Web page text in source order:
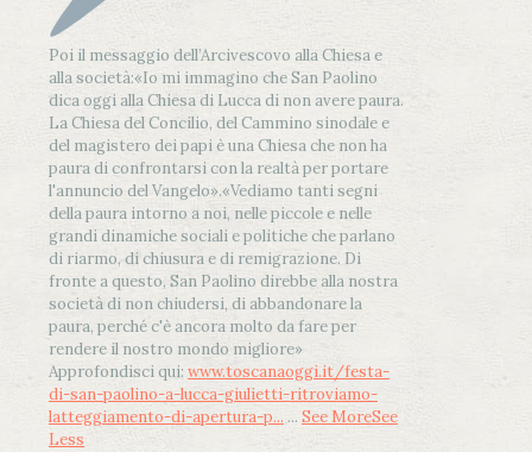
Poi il messaggio dell’Arcivescovo alla Chiesa e
alla società:«Io mi immagino che San Paolino
dica oggi alla Chiesa di Lucca di non avere paura.
La Chiesa del Concilio, del Cammino sinodale e
del magistero dei papi è una Chiesa che non ha
paura di confrontarsi con la realtà per portare
l'annuncio del Vangelo».«Vediamo tanti segni
della paura intorno a noi, nelle piccole e nelle
grandi dinamiche sociali e politiche che parlano
di riarmo, di chiusura e di remigrazione. Di
fronte a questo, San Paolino direbbe alla nostra
società di non chiudersi, di abbandonare la
paura, perché c'è ancora molto da fare per
rendere il nostro mondo migliore»
Approfondisci qui: www.toscanaoggi.it/festa-
di-san-paolino-a-lucca-giulietti-ritroviamo-
latteggiamento-di-apertura-p... ... See MoreSee
Less